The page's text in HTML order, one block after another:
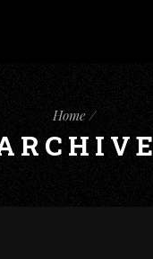
Home